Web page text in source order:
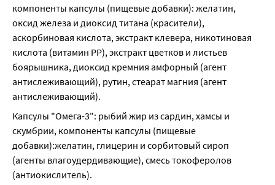
компоненты капсулы (пищевые добавки): желатин,
оксид железа и диоксид титана (красители),
аскорбиновая кислота, экстракт клевера, никотиновая
кислота (витамин РР), экстракт цветков и листьев
боярышника, диоксид кремния амфорный (агент
антислеживающий), рутин, стеарат магния (агент
антислеживающий).
Капсулы "Омега-3": рыбий жир из сардин, хамсы и
скумбрии, компоненты капсулы (пищевые
добавки):желатин, глицерин и сорбитовый сироп
(агенты влагоудердивающие), смесь токоферолов
(антиокислитель).